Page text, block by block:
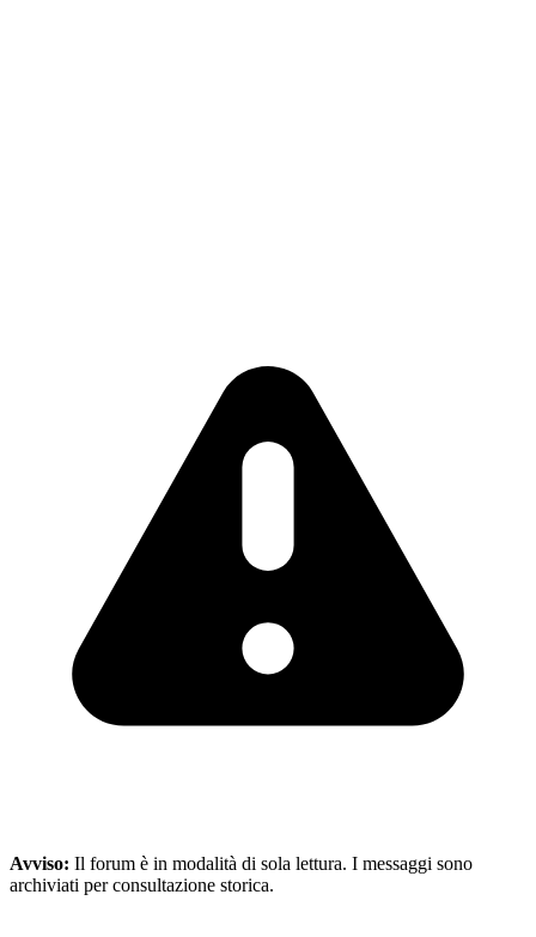
Avviso: Il forum è in modalità di sola lettura. I messaggi sono
archiviati per consultazione storica.